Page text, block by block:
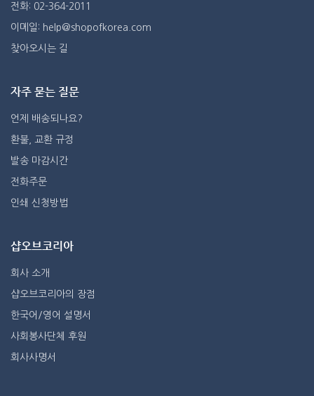
전화: 02-364-2011
이메일: help@shopofkorea.com
찾아오시는 길
자주 묻는 질문
언제 배송되나요?
환불, 교환 규정
발송 마감시간
전화주문
인쇄 신청방법
샵오브코리아
회사 소개
샵오브코리아의 장점
한국어/영어 설명서
사회봉사단체 후원
회사사명서